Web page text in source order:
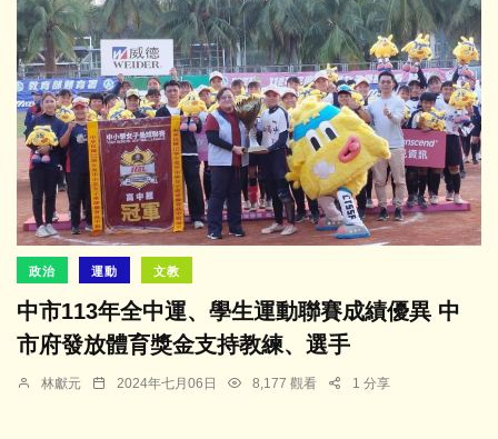
政治 運動 文教
中市113年全中運、學生運動聯賽成績優異 中
市府發放體育獎金支持教練、選手
林獻元 2024年七月06日 8,177 觀看 1 分享